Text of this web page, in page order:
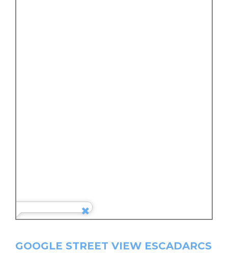
GOOGLE STREET VIEW ESCADARCS